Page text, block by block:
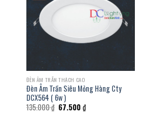
ĐÈN ÂM TRẦN THẠCH CAO
Đèn Âm Trần Siêu Mỏng Hàng Cty
DCX564 ( 6w )
135.000₫ Giá
gốc
67.500₫Giá